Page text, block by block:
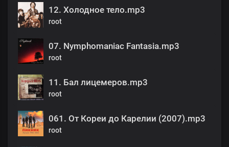
12. Холодное тело.mp3
root
07. Nymphomaniac Fantasia.mp3
root
11. Бал лицемеров.mp3
root
061. От Кореи до Карелии (2007).mp3
root